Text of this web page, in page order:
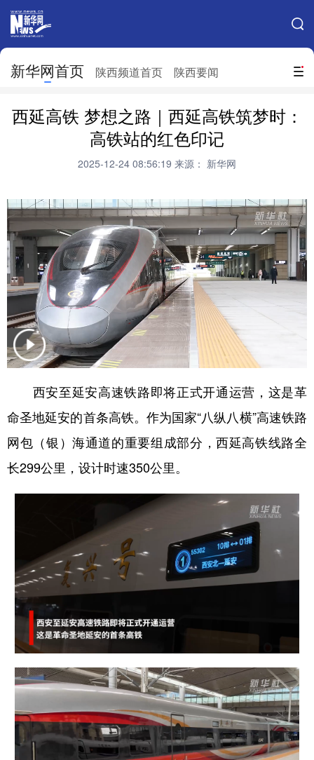
搜索
新华网首页 陕西频道首页 陕西要闻
网站地图
北京 天津 河北 山西
吉林 上海
山东 河南 湖北 湖南
广东 广西 海南 重庆
四川 贵州 云南 西藏
陕西 甘肃 青海
新疆 内蒙古 黑龙江
西延高铁 梦想之路｜西延高铁筑梦时：
高铁站的红色印记
2025-12-24 08:56:19 来源： 新华网
西安至延安高速铁路即将正式开通运营，这是革
命圣地延安的首条高铁。作为国家“八纵八横”高速铁路
网包（银）海通道的重要组成部分，西延高铁线路全
长299公里，设计时速350公里。